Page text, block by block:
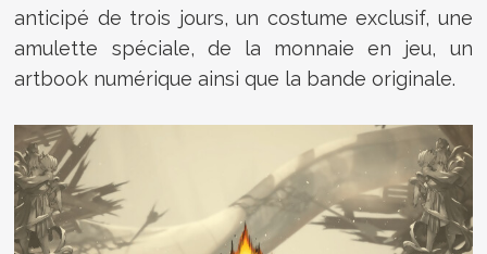
anticipé de trois jours, un costume exclusif, une
amulette spéciale, de la monnaie en jeu, un
artbook numérique ainsi que la bande originale.